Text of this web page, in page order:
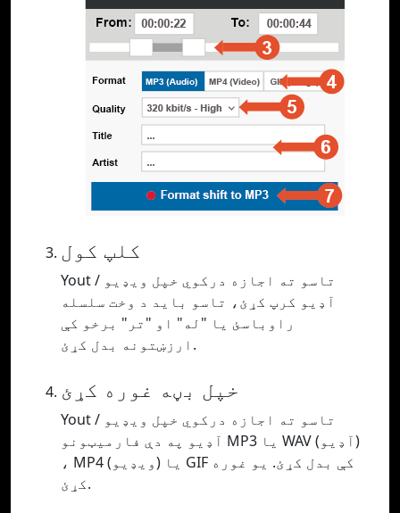
کلپ کول
Yout تاسو ته اجازه درکوي خپل ویډیو /
آډیو کرپ کړئ، تاسو باید د وخت سلسله
راوباسئ یا "له" او "تر" برخو کې
ارزښتونه بدل کړئ.
خپل بڼه غوره کړئ
Yout تاسو ته اجازه درکوي خپل ویډیو /
آډیو په دې فارمیټونو MP3 یا WAV (آډیو)
، MP4 (ویډیو) یا GIF کې بدل کړئ. یو غوره
کړئ.